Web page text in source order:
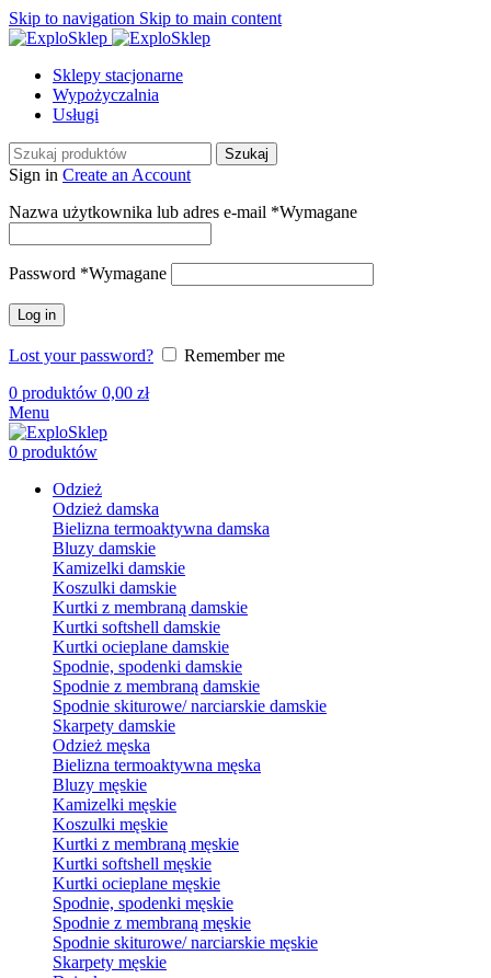
Skip to navigation Skip to main content
Sklepy stacjonarne
Wypożyczalnia
Usługi
Szukaj
Sign in Create an Account
Nazwa użytkownika lub adres e-mail *Wymagane
Password *Wymagane
Log in
Lost your password?
Remember me
0 produktów 0,00 zł
Menu
0 produktów
Odzież
Odzież damska
Bielizna termoaktywna damska
Bluzy damskie
Kamizelki damskie
Koszulki damskie
Kurtki z membraną damskie
Kurtki softshell damskie
Kurtki ocieplane damskie
Spodnie, spodenki damskie
Spodnie z membraną damskie
Spodnie skiturowe/ narciarskie damskie
Skarpety damskie
Odzież męska
Bielizna termoaktywna męska
Bluzy męskie
Kamizelki męskie
Koszulki męskie
Kurtki z membraną męskie
Kurtki softshell męskie
Kurtki ocieplane męskie
Spodnie, spodenki męskie
Spodnie z membraną męskie
Spodnie skiturowe/ narciarskie męskie
Skarpety męskie